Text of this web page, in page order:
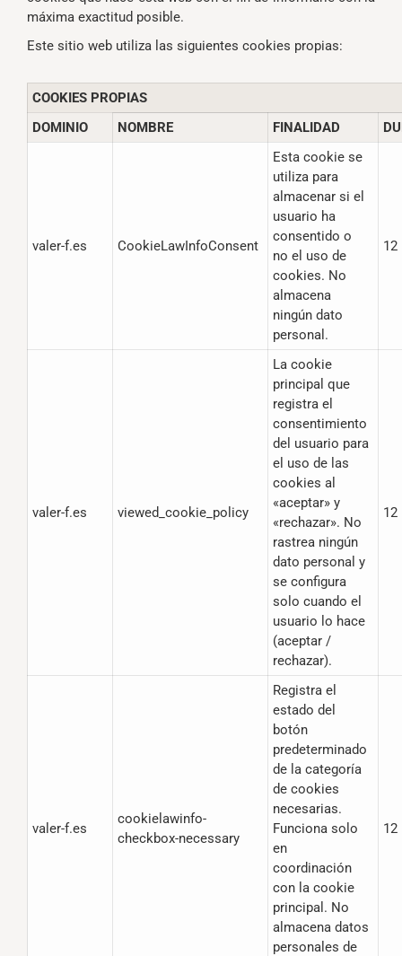
máxima exactitud posible.
Este sitio web utiliza las siguientes cookies propias:
COOKIES PROPIAS
DOMINIO
NOMBRE FINALIDAD
valer-f.es CookieLawInfoConsent
Esta cookie se
utiliza para
almacenar si el
usuario ha
consentido o
no el uso de
cookies. No
almacena
ningún dato
personal.
12
valer-f.es viewed_cookie_policy
La cookie
principal que
registra el
consentimiento
del usuario para
el uso de las
cookies al
«aceptar» y
«rechazar». No
rastrea ningún
dato personal y
se configura
solo cuando el
usuario lo hace
(aceptar /
rechazar).
12
valer-f.es
cookielawinfo-
checkbox-necessary
Registra el
estado del
botón
predeterminado
de la categoría
de cookies
necesarias.
Funciona solo
en
coordinación
con la cookie
principal. No
almacena datos
personales de
12